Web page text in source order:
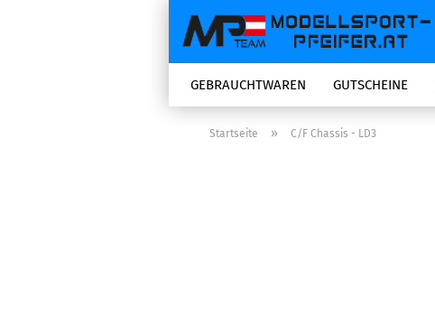
GEBRAUCHTWAREN GUTSCHEINE
Startseite » C/F Chassis - LD3